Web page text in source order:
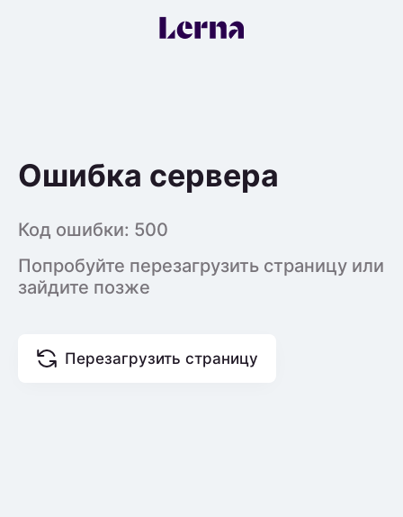
Ошибка сервера
Код ошибки: 500
Попробуйте перезагрузить страницу или
зайдите позже
Перезагрузить страницу